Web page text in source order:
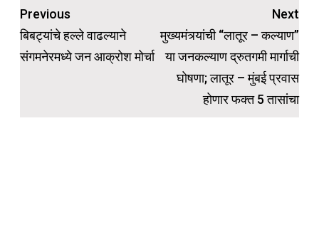
Post
navigation
Previous
बिबट्यांचे हल्ले वाढल्याने
संगमनेरमध्ये जन आक्रोश मोर्चा
Next
मुख्यमंत्र्यांची “लातूर – कल्याण”
या जनकल्याण द्रुतगमी मार्गाची
घोषणा; लातूर – मुंबई प्रवास
होणार फक्त 5 तासांचा